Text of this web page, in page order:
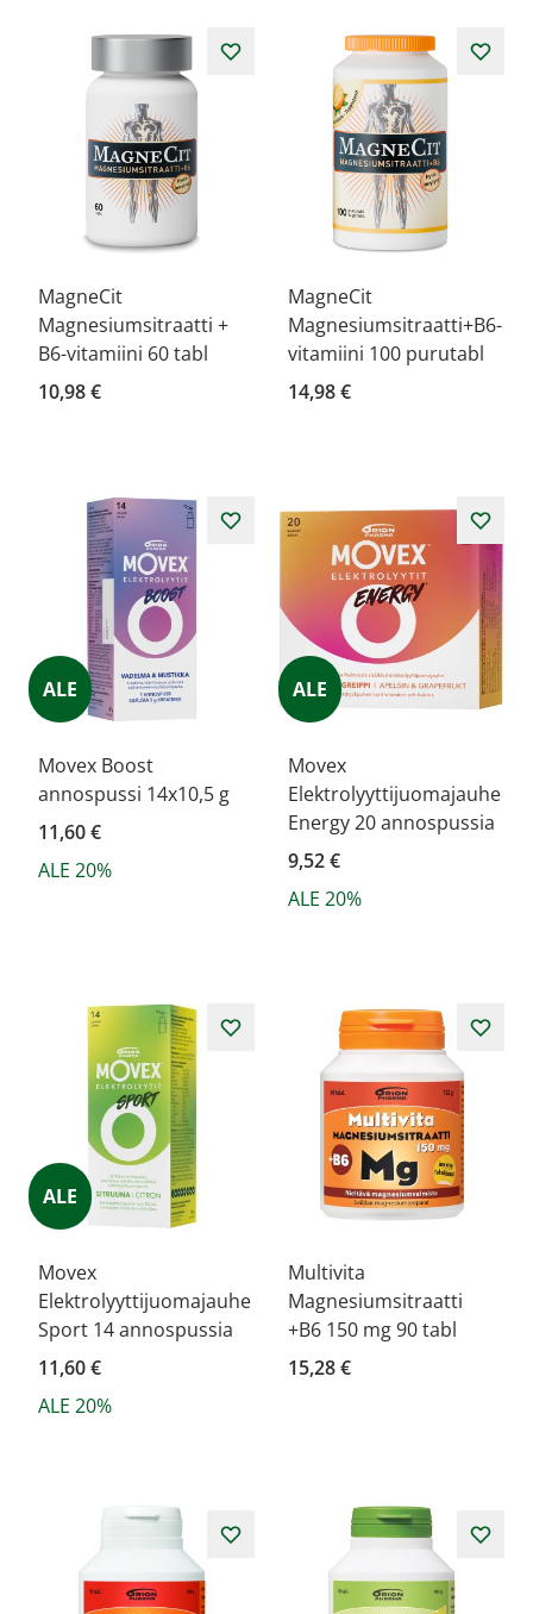
MagneCit
Magnesiumsitraatti +
B6-vitamiini 60 tabl
10,98 €
MagneCit
Magnesiumsitraatti+B6-
vitamiini 100 purutabl
14,98 €
ALE
Movex Boost
annospussi 14x10,5 g
11,60 €
ALE 20%
ALE
Movex
Elektrolyyttijuomajauhe
Energy 20 annospussia
9,52 €
ALE 20%
ALE
Movex
Elektrolyyttijuomajauhe
Sport 14 annospussia
11,60 €
ALE 20%
Multivita
Magnesiumsitraatti
+B6 150 mg 90 tabl
15,28 €